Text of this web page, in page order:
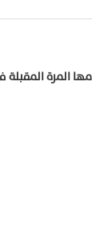
المرة